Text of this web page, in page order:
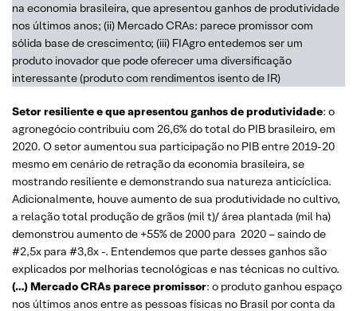
na economia brasileira, que apresentou ganhos de produtividade
nos últimos anos; (ii) Mercado CRAs: parece promissor com
sólida base de crescimento; (iii) FIAgro entedemos ser um
produto inovador que pode oferecer uma diversificação
interessante (produto com rendimentos isento de IR)
Setor resiliente e que apresentou ganhos de produtividade: o
agronegóciocontribuiu com 26,6% do total do PIB brasileiro, em
2020. O setor aumentou sua participação no PIB entre 2019-20
mesmo em cenário de retração da economia brasileira, se
mostrando resiliente e demonstrando sua natureza anticíclica.
Adicionalmente, houve aumento de sua produtividade no cultivo,
a relação total produção de grãos (mil t)/ área plantada (mil ha)
demonstrou aumento de +55% de 2000 para 2020 – saindo de
#2,5x para #3,8x -. Entendemos que parte desses ganhos são
explicados por melhorias tecnológicas e nas técnicas no cultivo.
(…) Mercado CRAs parece promissor: o produto ganhou espaço
nos últimos anos entre as pessoas físicas no Brasil por conta da